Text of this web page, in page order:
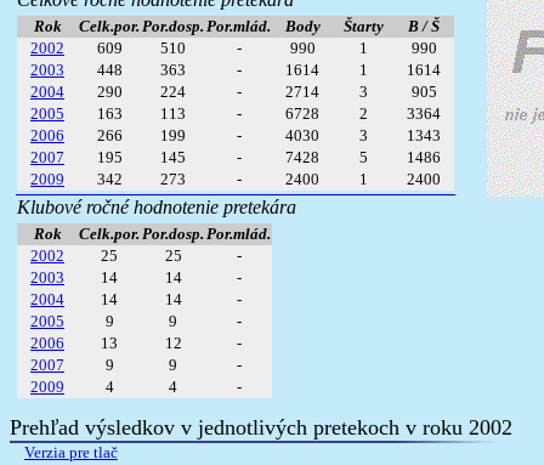
Rok Celk.por. Por.dosp. Por.mlád. Body Štarty
B / Š
2002
609 510 - 990 1
990
2003
448 363 - 1614 1
1614
2004
290 224 - 2714 3
905
2005
163 113 - 6728 2
3364
2006
266 199 - 4030 3
1343
2007
195 145 - 7428 5
1486
2009
342 273 - 2400 1 2400
Klubové ročné hodnotenie pretekára
Rok Celk.por. Por.dosp. Por.mlád.
2002
25 25
-
2003
14 14
-
2004
14 14
-
2005
9 9
-
2006
13 12
-
2007
9 9
-
2009
4 4 -
Prehľad výsledkov v jednotlivých pretekoch v roku 2002
Verzia pre tlač